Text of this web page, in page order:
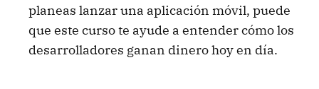
planeas lanzar una aplicación móvil, puede
que este curso te ayude a entender cómo los
desarrolladores ganan dinero hoy en día.